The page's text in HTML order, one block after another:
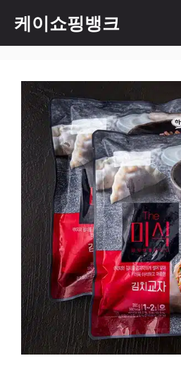
content
케이쇼핑뱅크